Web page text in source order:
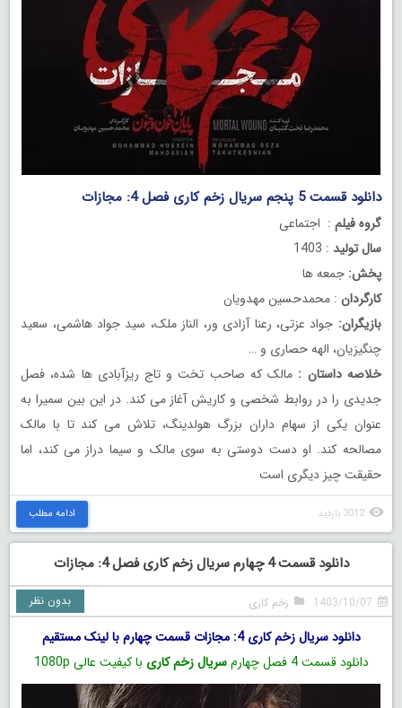
دانلود قسمت 5 پنجم سریال زخم کاری فصل 4: مجازات
گروه فیلم : اجتماعی
سال تولید : 1403
پخش: جمعه ها
کارگردان : محمدحسین مهدویان
بازیگران: جواد عزتی، رعنا آزادی ور، الناز ملک، سید جواد هاشمی، سعید
چنگیزیان، الهه حصاری و …
خلاصه داستان : مالک که صاحب تخت و تاج ریزآبادی ها شده، فصل
جدیدی را در روابط شخصی و کاریش آغاز می کند. در این بین سمیرا به
عنوان یکی از سهام داران بزرگ هولدینگ، تلاش می کند تا با مالک
مصالحه کند. او دست دوستی به سوی مالک و سیما دراز می کند، اما
حقیقت چیز دیگری است
3012 بازدید ادامه مطلب
دانلود قسمت 4 چهارم سریال زخم کاری فصل 4: مجازات
1403/10/07 زخم کاری بدون نظر
دانلود سریال زخم کاری 4: مجازات قسمت چهارم با لینک مستقیم
دانلود قسمت 4 فصل چهارم
سریال زخم کاری با کیفیت عالی 1080p